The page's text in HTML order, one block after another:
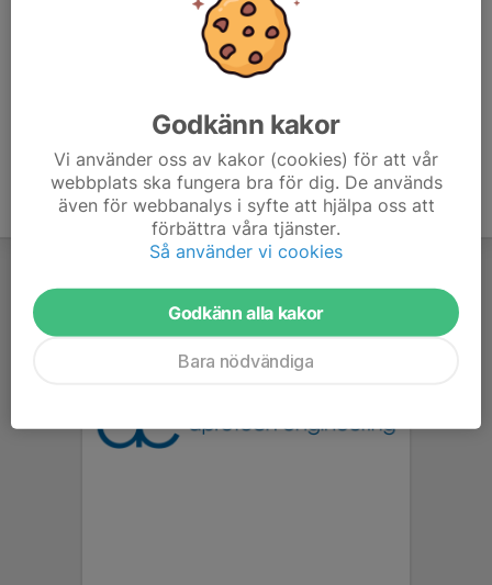
Godkänn kakor
Vi använder oss av kakor (cookies) för att vår
webbplats ska fungera bra för dig. De används
även för webbanalys i syfte att hjälpa oss att
förbättra våra tjänster.
Så använder vi cookies
Godkänn alla kakor
Bara nödvändiga